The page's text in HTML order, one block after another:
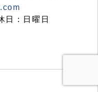
日：日曜日